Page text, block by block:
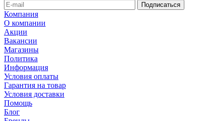
Компания
О компании
Акции
Вакансии
Магазины
Политика
Информация
Условия оплаты
Гарантия на товар
Условия доставки
Помощь
Блог